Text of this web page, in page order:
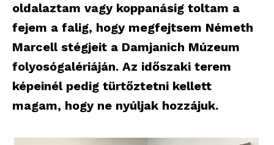
oldalaztam vagy koppanásig toltam a
fejem a falig, hogy megfejtsem Németh
Marcell stégjeit a Damjanich Múzeum
folyosógalériáján. Az időszaki terem
képeinél pedig türtőztetni kellett
magam, hogy ne nyúljak hozzájuk.